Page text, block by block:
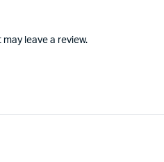
leave a review.